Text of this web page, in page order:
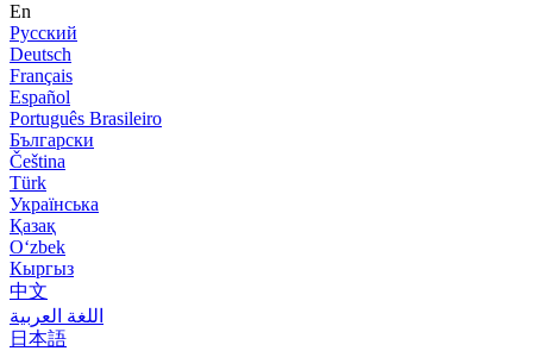
En
Русский
Deutsch
Français
Español
Português Brasileiro
Български
Čeština
Türk
Українська
Қазақ
Оʻzbek
Кыргыз
中文
اللغة العربية
日本語